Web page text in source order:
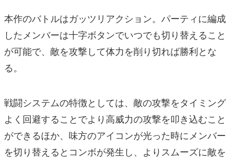
本作のバトルはガッツリアクション。パーティに編成
したメンバーは十字ボタンでいつでも切り替えること
が可能で、敵を攻撃して体力を削り切れば勝利とな
る。
戦闘システムの特徴としては、敵の攻撃をタイミング
よく回避することでより高威力の攻撃を叩き込むこと
ができるほか、味方のアイコンが光った時にメンバー
を切り替えるとコンボが発生し、よりスムーズに敵を